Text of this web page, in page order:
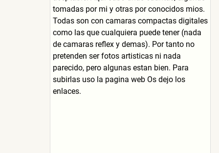
tomadas por mi y otras por conocidos mios.
Todas son con camaras compactas digitales
como las que cualquiera puede tener (nada
de camaras reflex y demas). Por tanto no
pretenden ser fotos artisticas ni nada
parecido, pero algunas estan bien. Para
subirlas uso la pagina web Os dejo los
enlaces.